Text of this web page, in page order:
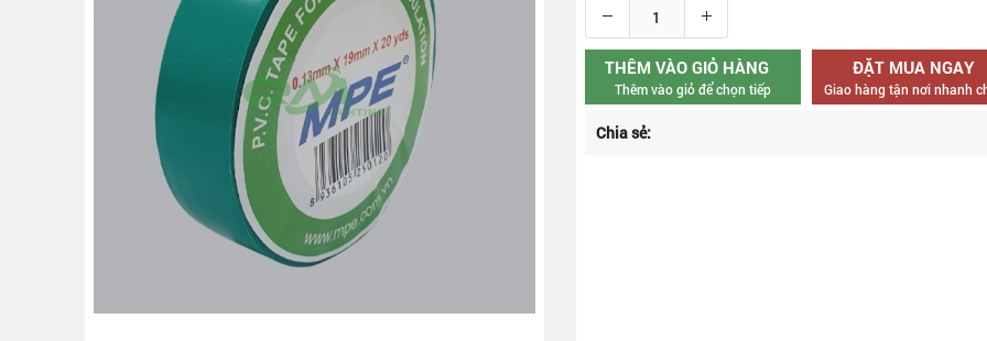
THÊM VÀO GIỎ HÀNG
Thêm vào giỏ để chọn tiếp
ĐẶT MUA NGAY
Giao hàng tận nơi nhanh
Chia sẻ: